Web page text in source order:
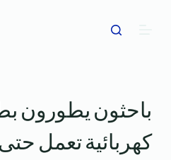
باحثون يطورون